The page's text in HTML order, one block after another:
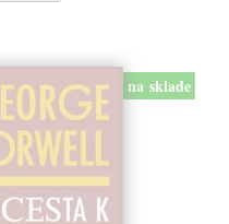
na sklade